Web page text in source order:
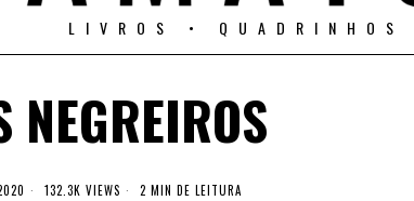
LIVROS •
NEGREIROS
132.3K VIEWS 2 MIN DE LEITURA